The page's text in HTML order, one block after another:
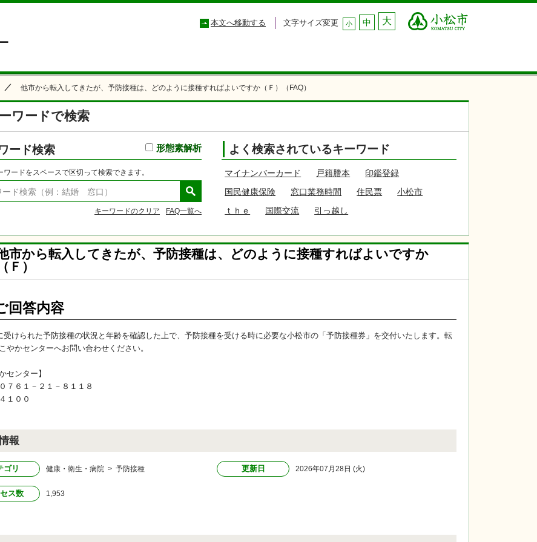
本文へ移動する 文字サイズ変更 小 中 大
他市から転入してきたが、予防接種は、どのように接種すればよいですか（Ｆ）（FAQ）
ワードで検索
ード検索 形態素解析
ワードをスペースで区切って検索できます。
キーワードのクリア FAQ一覧へ
よく検索されているキーワード
マイナンバーカード 戸籍謄本
印鑑登録
国民健康保険
窓口業務時間 住民票
小松市
ｔｈｅ
国際交流 引っ越し
市から転入してきたが、予防接種は、どのように接種すればよいですか
（Ｆ）
回答内容
受けられた予防接種の状況と年齢を確認した上で、予防接種を受ける時に必要な小松市の「予防接種券」を交付いたします。転
やかセンターへお問い合わせください。
センター】
７６１－２１－８１１８
１００
報
ゴリ 健康・衛生・病院 > 予防接種 更新日 2026年07月28日 (火)
ス数 1,953